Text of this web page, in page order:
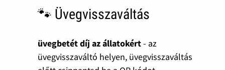
🐾 Üvegvisszaváltás
üvegbetét díj az állatokért- az
üvegvisszaváltó helyen, üvegvisszaváltás